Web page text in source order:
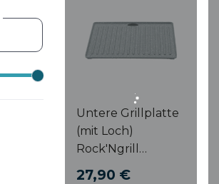
Untere Grillplatte
(mit Loch)
Rock'Ngrill
1000W/Rock'Ngrill
27,90 €